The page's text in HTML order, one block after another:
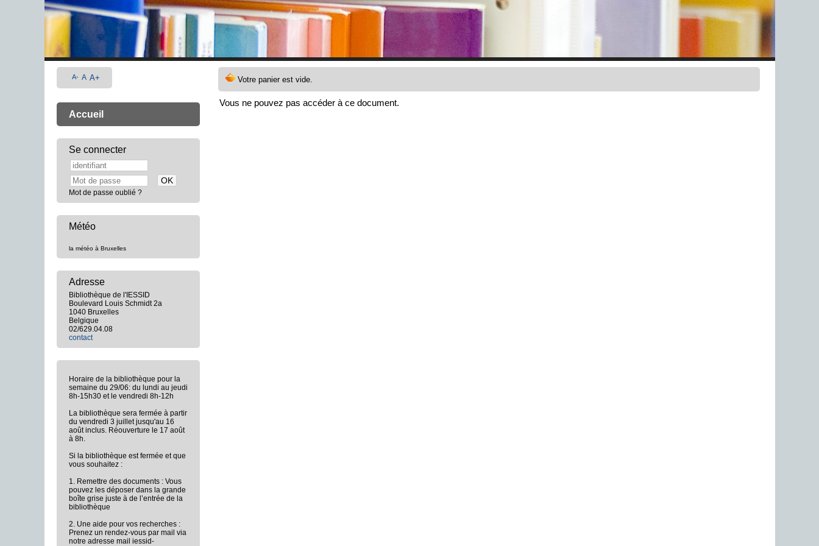
Vous ne pouvez pas accéder à ce document.
A- A A+
Accueil
Se connecter
Mot de passe oublié ?
Météo
la météo à Bruxelles
Adresse
Bibliothèque de l'IESSID
Boulevard Louis Schmidt 2a
1040 Bruxelles
Belgique
02/629.04.08
contact
Horaire de la bibliothèque pour la
semaine du 29/06: du lundi au jeudi
8h-15h30 et le vendredi 8h-12h
La bibliothèque sera fermée à partir
du vendredi 3 juillet jusqu'au 16
août inclus. Réouverture le 17 août
à 8h.
Si la bibliothèque est fermée et que
vous souhaitez :
1. Remettre des documents : Vous
pouvez les déposer dans la grande
boîte grise juste à de l’entrée de la
bibliothèque
2. Une aide pour vos recherches :
Prenez un rendez-vous par mail via
notre adresse mail iessid-